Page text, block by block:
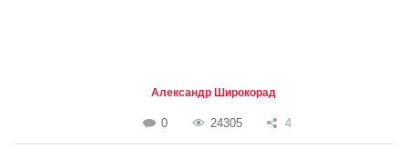
Александр Широкорад
0 24305 4